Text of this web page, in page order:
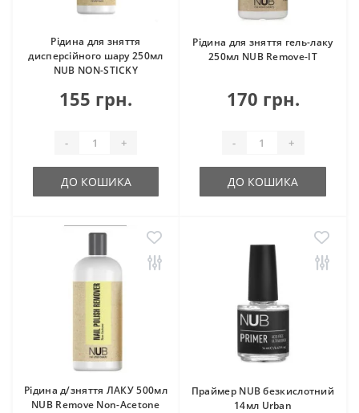
Рідина для зняття
дисперсійного шару 250мл
NUB NON-STICKY
155 грн.
- +
ДО КОШИКА
Рідина для зняття гель-лаку
250мл NUB Remove-IT
170 грн.
- +
ДО КОШИКА
Рідина д/зняття ЛАКУ 500мл
NUB Remove Non-Acetone
Праймер NUB безкислотний
14мл Urban